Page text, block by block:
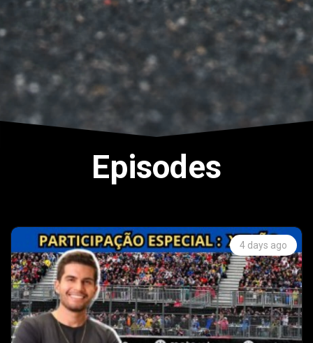
Episodes
4 days ago